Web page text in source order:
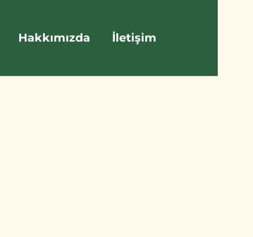
Hakkımızda İletişim